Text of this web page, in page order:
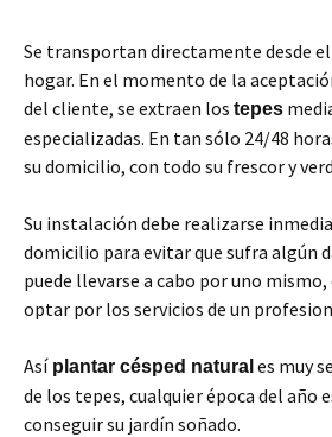
Se transportan directamente desde
hogar. En el momento de la
del cliente, se extraen los tepes
especializadas. En tan sólo 24/48
su domicilio, con todo su frescor y
Su instalación debe realizarse
domicilio para evitar que sufra algún
puede llevarse a cabo por uno
optar por los servicios de un
Asíplantar césped natural es muy
de los tepes, cualquier época del año
conseguir su jardín soñado.